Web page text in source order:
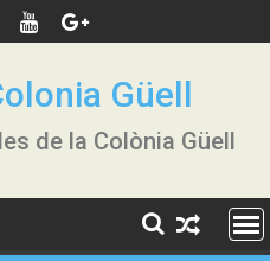
Güell
de la Colònia Güell